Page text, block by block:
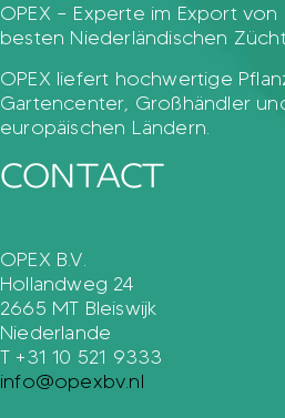
OPEX – Experte im Export
besten Niederländischen
OPEX liefert hochwertige
Gartencenter, Großhändler
europäischen Ländern.
CONTACT
OPEX B.V.
Hollandweg 24
2665 MT Bleiswijk
Niederlande
T +31 10 521 9333
info@opexbv.nl